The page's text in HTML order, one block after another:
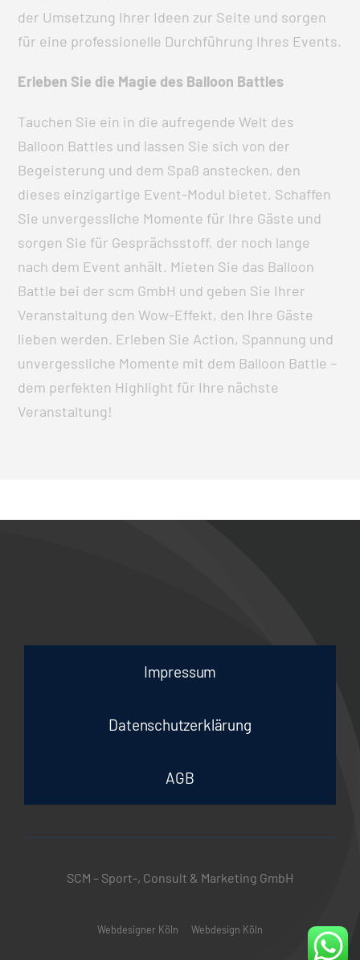
der Umsetzung Ihrer Ideen zur Seite und sorgen
für eine professionelle Durchführung Ihres Events.
Erleben Sie die Magie des Balloon Battles
Tauchen Sie ein in die aufregende Welt des
Balloon Battles und lassen Sie sich von der
Begeisterung und dem Spaß anstecken, den
dieses einzigartige Event-Modul bietet. Schaffen
Sie unvergessliche Momente für Ihre Gäste und
sorgen Sie für Gesprächsstoff, der noch lange
nach dem Event anhält. Mieten Sie das Balloon
Battle bei der scm GmbH und geben Sie Ihrer
Veranstaltung den Wow-Effekt, den Ihre Gäste
lieben werden. Erleben Sie Action, Spannung und
unvergessliche Momente mit dem Balloon Battle –
dem perfekten Highlight für Ihre nächste
Veranstaltung!
Impressum
Datenschutzerklärung
AGB
SCM – Sport-, Consult & Marketing GmbH
Webdesigner Köln Webdesign Köln